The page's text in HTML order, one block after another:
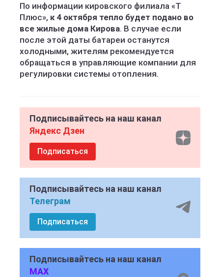
По информации кировского филиала «Т
Плюс», к 4 октября тепло будет подано во
все жилые дома Кирова. В случае если
после этой даты батареи останутся
холодными, жителям рекомендуется
обращаться в управляющие компании для
регулировки системы отопления.
Подписывайтесь на наш канал
Яндекс Дзен
Подписаться
Подписывайтесь на наш канал
Телеграм
Подписаться
Подписывайтесь на наш канал
MAX